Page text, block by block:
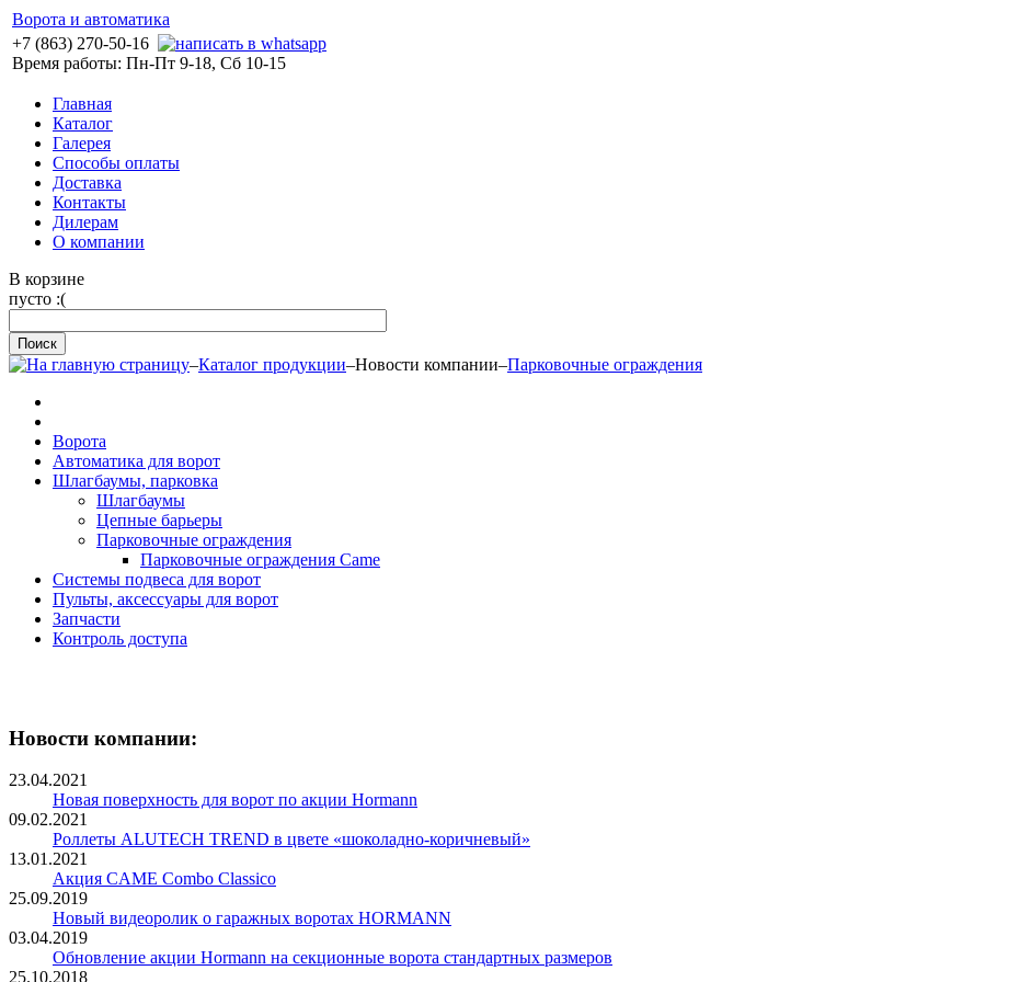
Ворота и автоматика
+7 (863) 270-50-16
Время работы: Пн-Пт 9-18, Сб 10-15
Главная
Каталог
Галерея
Способы оплаты
Доставка
Контакты
Дилерам
О компании
В корзине
пусто :(
–Каталог продукции–Новости компании–Парковочные ограждения
Ворота
Автоматика для ворот
Шлагбаумы, парковка
Шлагбаумы
Цепные барьеры
Парковочные ограждения
Парковочные ограждения Came
Системы подвеса для ворот
Пульты, аксессуары для ворот
Запчасти
Контроль доступа
Новости компании:
23.04.2021
Новая поверхность для ворот по акции Hormann
09.02.2021
Роллеты ALUTECH TREND в цвете «шоколадно-коричневый»
13.01.2021
Акция CAME Combo Classico
25.09.2019
Новый видеоролик о гаражных воротах HORMANN
03.04.2019
Обновление акции Hormann на секционные ворота стандартных размеров
25.10.2018